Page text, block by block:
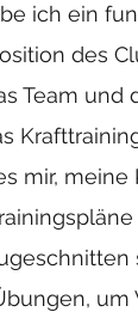
ich ein
des
Team und
mir,